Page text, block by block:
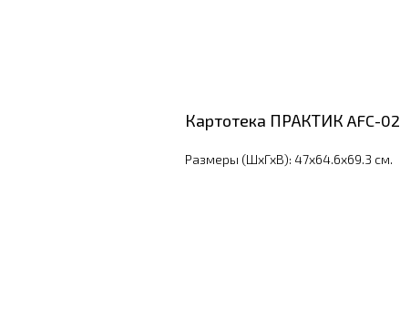
Картотека ПРАКТИК AFC-02
Размеры (ШхГхВ): 47x64.6x69.3 см.